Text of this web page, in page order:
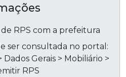
RPS com a prefeitura
ser consultada no portal:
Gerais > Mobiliário >
RPS